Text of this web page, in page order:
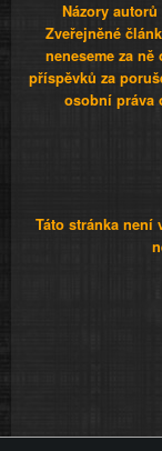
Názory
Zveřejněné
neneseme za
příspěvků za
osobní práva
Táto stránka není